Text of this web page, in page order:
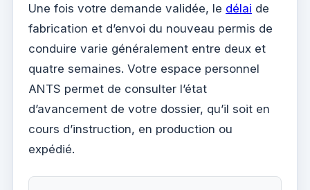
Une fois votre demande validée, le délai de
fabrication et d’envoi du nouveau permis de
conduire varie généralement entre deux et
quatre semaines. Votre espace personnel
ANTS permet de consulter l’état
d’avancement de votre dossier, qu’il soit en
cours d’instruction, en production ou
expédié.